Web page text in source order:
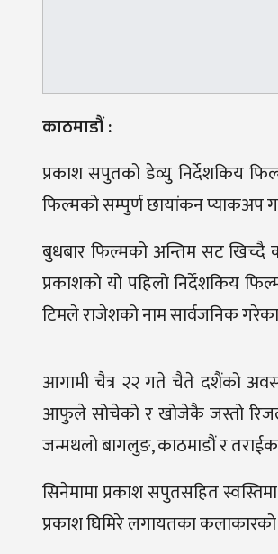
काठमाडौं :
प्रकाश सपुतको डेव्यु निर्देशकिय
फिल्मको सम्पुर्ण छायांकन प्याकअप
बुधबार फिल्मको अन्तिम सट खिच्दै
प्रकाशको यो पहिलो निर्देशकिय
टिमले राजेशको नाम सार्वजनिक
आगामी चैत्र २२ गते चैते दशैंको
आफुले सोचेको र खोजेकै जस्तो
जन्मथलो बागलुङ, काठमाडौं र
सिनेमामा प्रकाश सपुतसहित
प्रकाश घिमिरे लगायतका